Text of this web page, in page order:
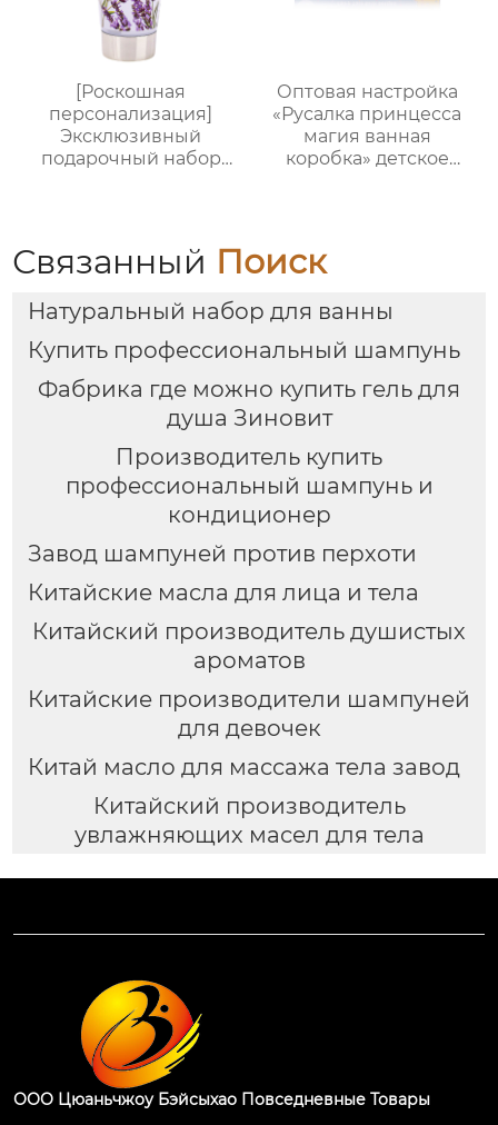
[Роскошная
персонализация]
Эксклюзивный
подарочный набор
лосьон для тела 100
мл + соль для ванны
соли для ванны по 35 г
+ маска для глаз |
Красиво
оформленная
подарочная коробка с
индивидуальными
логотипами
Оптовая настройка
«Русалка принцесса
магия ванная
коробка» детское
“Рыбий хвост” + пена
заказ, прямые
поставки с фабрики
Связанный Поиск
Натуральный набор для ванны
Купить профессиональный шампунь
Фабрика где можно купить гель для
душа Зиновит
Производитель купить
профессиональный шампунь и
кондиционер
Завод шампуней против перхоти
Китайские масла для лица и тела
Китайский производитель душистых
ароматов
Китайские производители шампуней
для девочек
Китай масло для массажа тела завод
Китайский производитель
увлажняющих масел для тела
ООО Цюаньчжоу Бэйсыхао Повседневные Товары